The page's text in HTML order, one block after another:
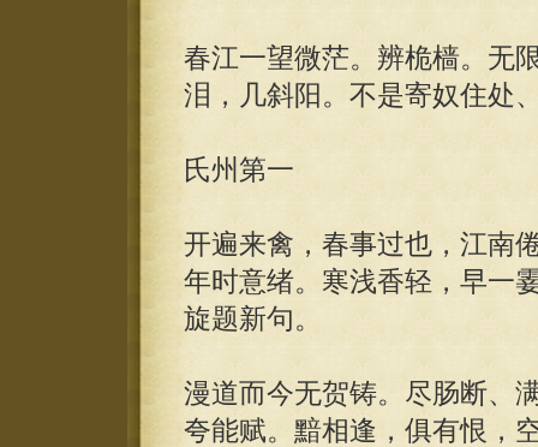
春江一望微茫。辨桅樯。无
泪，几斜阳。不是寄奴住处
氏州第一
开遍来禽，春事过也，江南
年时意绪。寒浅香轻，早一
旋题新句。
漫道而今无贺铸。尽肠断、
夸能赋。黯相逢，俱有恨，